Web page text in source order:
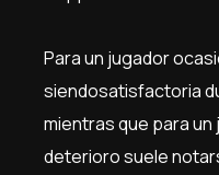
Para un jugador
siendosatisfactoria
mientras que para un
deterioro suele